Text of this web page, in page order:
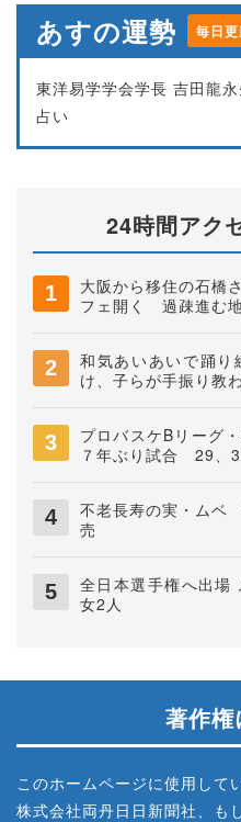
あすの運勢 毎日
東洋易学学会学長 吉田龍
占い
24時間アク
大阪から移住の石橋
フェ開く 過疎進む
和気あいあいで踊
け、子らが手振り教
プロバスケBリーグ
７年ぶり試合 29、
不老長寿の実・ムベ
売
全日本選手権へ出場
女2人
著作権
このホームページに使用して
株式会社両丹日日新聞社、も